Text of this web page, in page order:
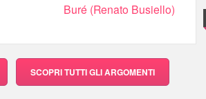
Buré (Renato Busiello)
SCOPRITUTTI GLI ARGOMENTI